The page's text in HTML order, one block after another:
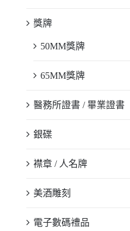
獎牌
50MM獎牌
65MM獎牌
醫務所證書 / 畢業證書
銀碟
襟章 / 人名牌
美酒雕刻
電子數碼禮品